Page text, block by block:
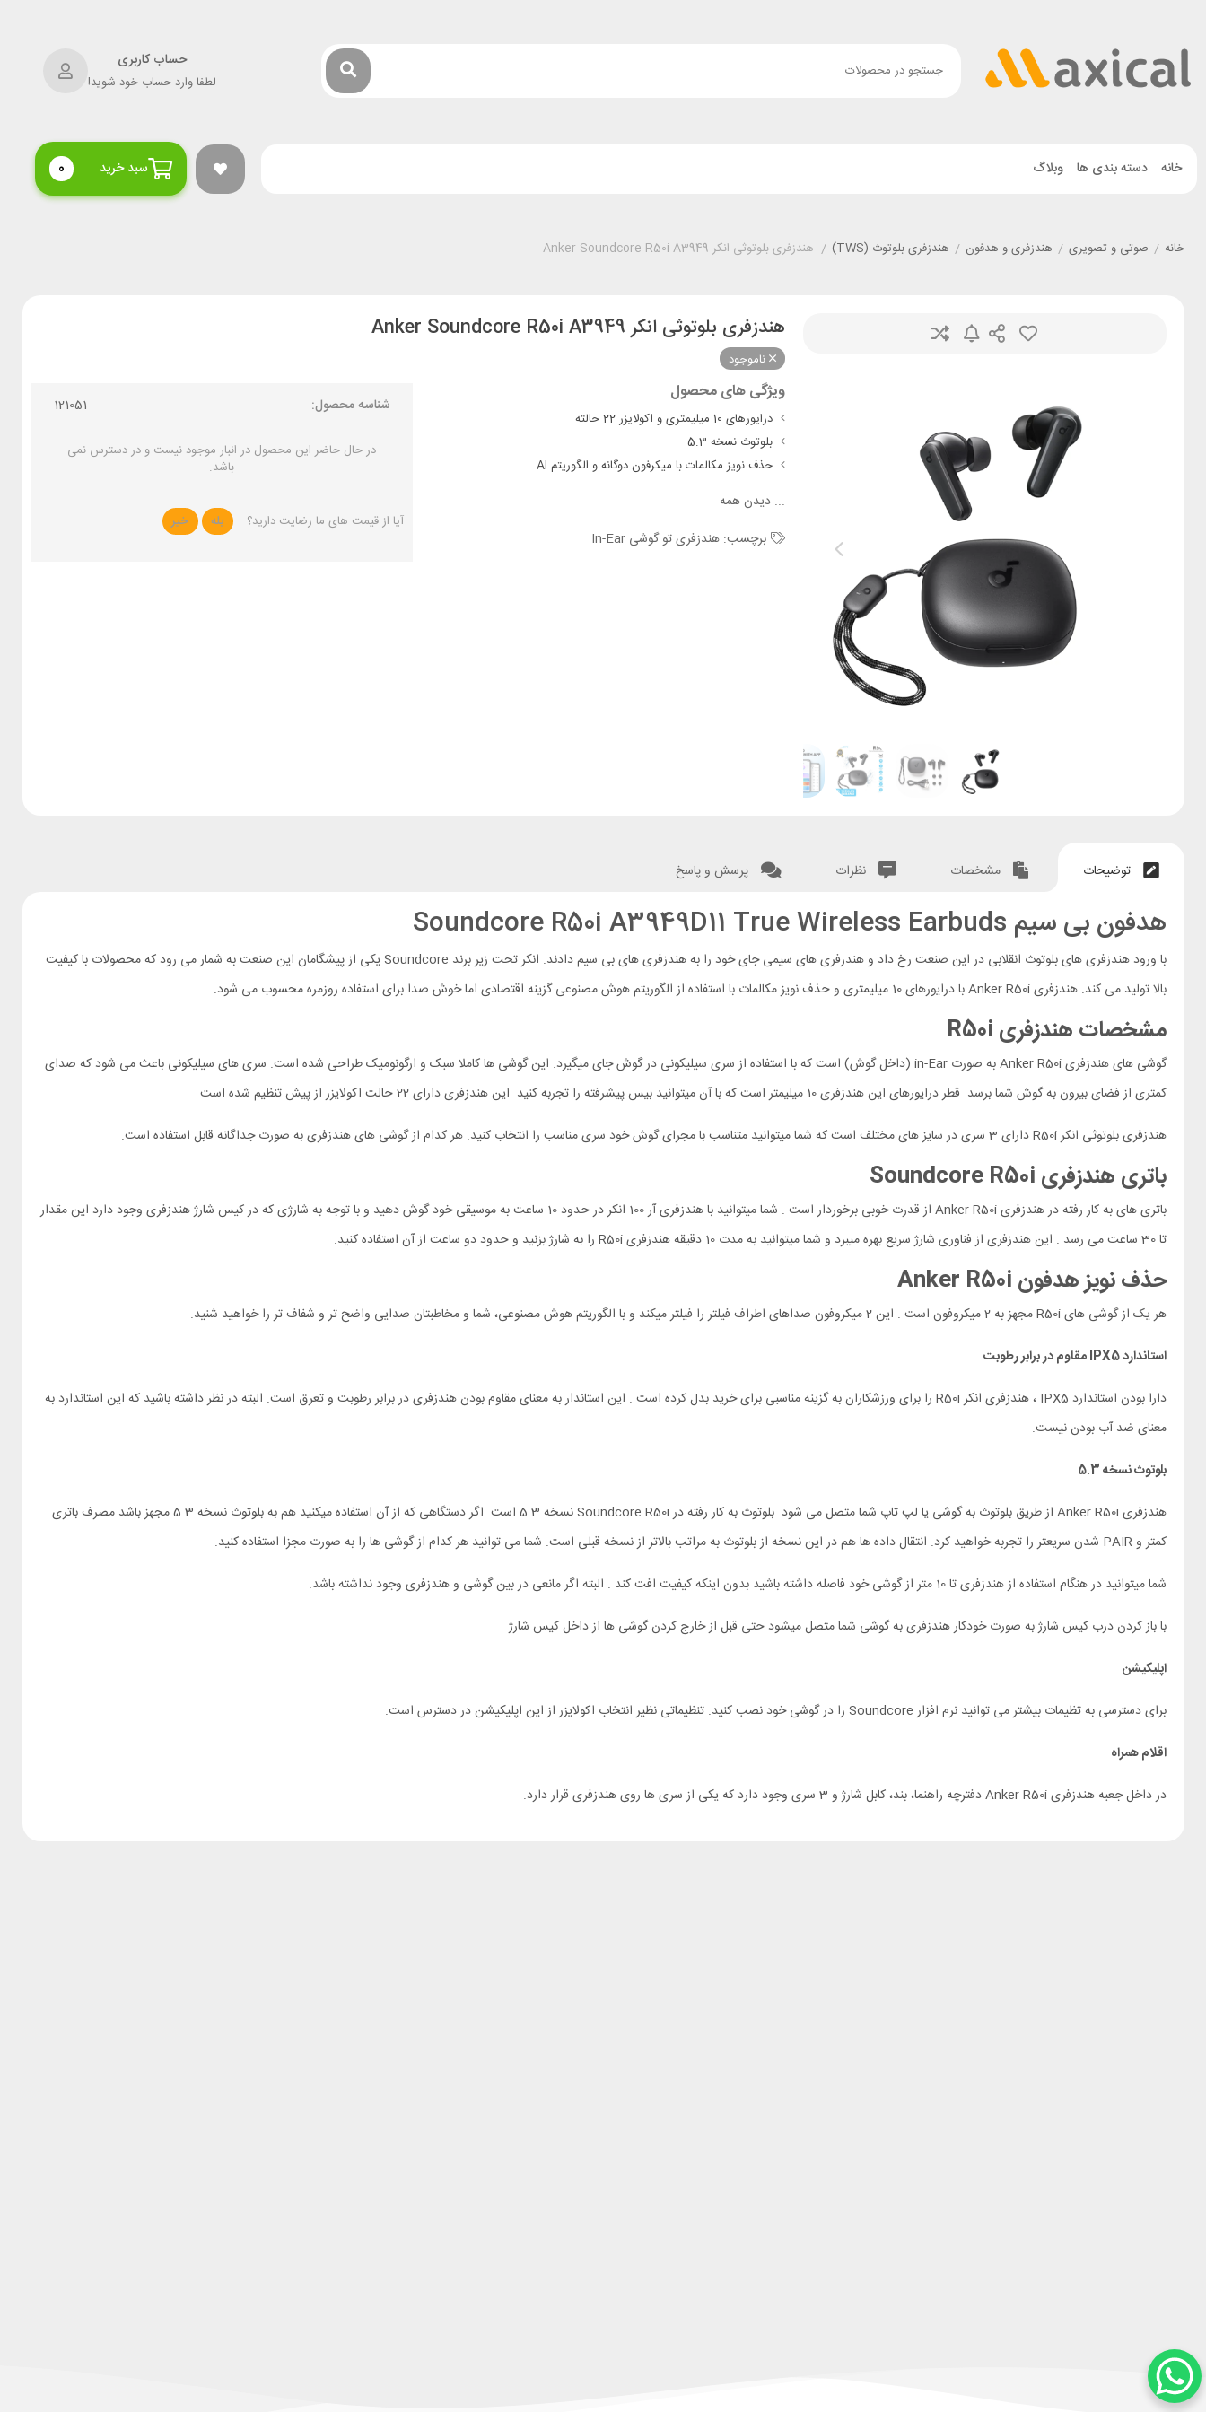
حساب کاربری
لطفا وارد حساب خود شوید!
خانه دسته بندی ها وبلاگ سبد خرید 0
خانه / صوتی و تصویری / هندزفری و هدفون / هندزفری بلوتوث (TWS) / هندزفری بلوتوثی انکر Anker Soundcore R50i A3949
هندزفری بلوتوثی انکر Anker Soundcore R50i A3949
ناموجود
ویژگی های محصول
درایورهای 10 میلیمتری و اکولایزر 22 حالته
بلوتوث نسخه 5.3
حذف نویز مکالمات با میکرفون دوگانه و الگوریتم AI
...دیدن همه
برچسب:هندزفری تو گوشی In-Ear
شناسه محصول: 121051
در حال حاضر این محصول در انبار موجود نیست و در دسترس نمی
باشد.
آیا از قیمت های ما رضایت دارید؟ بله خیر
توضیحات مشخصات نظرات پرسش و پاسخ
هدفون بی سیم Soundcore R50i A3949D11 True Wireless Earbuds
با ورود هندزفری های بلوتوث انقلابی در این صنعت رخ داد و هندزفری های سیمی جای خود را به هندزفری های بی سیم دادند. انکر تحت زیر برند Soundcore یکی از پیشگامان این صنعت به شمار می رود که محصولات با کیفیت
بالا تولید می کند. هندزفری Anker R50i با درایورهای 10 میلیمتری و حذف نویز مکالمات با استفاده از الگوریتم هوش مصنوعی گزینه اقتصادی اما خوش صدا برای استفاده روزمره محسوب می شود.
مشخصات هندزفری
گوشی های هندزفری Anker R50i به صورت in-Ear (داخل گوش) است که با استفاده از سری سیلیکونی در گوش جای میگیرد. این گوشی ها کاملا سبک و ارگونومیک طراحی شده است. سری های سیلیکونی باعث می شود که صدای
کمتری از فضای بیرون به گوش شما برسد. قطر درایورهای این هندزفری 10 میلیمتر است که با آن میتوانید بیس پیشرفته را تجربه کنید. این هندزفری دارای 22 حالت اکولایزر از پیش تنظیم شده است.
هندزفری بلوتوثی انکر R50i دارای 3 سری در سایز های مختلف است که شما میتوانید متناسب با مجرای گوش خود سری مناسب را انتخاب کنید. هر کدام از گوشی های هندزفری به صورت جداگانه قابل استفاده است.
باتری هندزفری Soundcore R50i
باتری های به کار رفته در هندزفری Anker R50i از قدرت خوبی برخوردار است . شما میتوانید با هندزفری آر 100 انکر در حدود 10 ساعت به موسیقی خود گوش دهید و با توجه به شارژی که در کیس شارژ هندزفری وجود دارد این مقدار
تا 30 ساعت می رسد . این هندزفری از فناوری شارژ سریع بهره میبرد و شما میتوانید به مدت 10 دقیقه هندزفری R50i را به شارژ بزنید و حدود دو ساعت از آن استفاده کنید.
حذف نویز هدفون Anker R50i
هر یک از گوشی های R50i مجهز به 2 میکروفون است . این 2 میکروفون صداهای اطراف فیلتر را فیلتر میکند و با الگوریتم هوش مصنوعی، شما و مخاطبتان صدایی واضح تر و شفاف تر را خواهید شنید.
استانداردIPX5مقاوم در برابر رطوبت
دارا بودن استاندارد IPX5 ، هندزفری انکر R50i را برای ورزشکاران به گزینه مناسبی برای خرید بدل کرده است . این استاندار به معنای مقاوم بودن هندزفری در برابر رطوبت و تعرق است. البته در نظر داشته باشید که این استاندارد به
معنای ضد آب بودن نیست.
بلوتوث نسخه 5.3
هندزفری Anker R50i از طریق بلوتوث به گوشی یا لپ تاپ شما متصل می شود. بلوتوث به کار رفته در Soundcore R50i نسخه 5.3 است. اگر دستگاهی که از آن استفاده میکنید هم به بلوتوث نسخه 5.3 مجهز باشد مصرف باتری
کمتر و PAIR شدن سریعتر را تجربه خواهید کرد. انتقال داده ها هم در این نسخه از بلوتوث به مراتب بالاتر از نسخه قبلی است. شما می توانید هر کدام از گوشی ها را به صورت مجزا استفاده کنید.
شما میتوانید در هنگام استفاده از هندزفری تا 10 متر از گوشی خود فاصله داشته باشید بدون اینکه کیفیت افت کند . البته اگر مانعی در بین گوشی و هندزفری وجود نداشته باشد.
با باز کردن درب کیس شارژ به صورت خودکار هندزفری به گوشی شما متصل میشود حتی قبل از خارج کردن گوشی ها از داخل کیس شارژ.
اپلیکیشن
برای دسترسی به تظیمات بیشتر می توانید نرم افزار Soundcore را در گوشی خود نصب کنید. تنظیماتی نظیر انتخاب اکولایزر از این اپلیکیشن در دسترس است.
اقلام همراه
در داخل جعبه هندزفری Anker R50i دفترچه راهنما، بند، کابل شارژ و 3 سری وجود دارد که یکی از سری ها روی هندزفری قرار دارد.